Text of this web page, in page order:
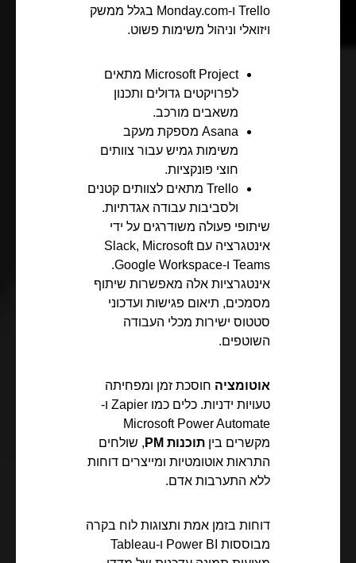
Trello ו-Monday.com בגלל ממשק
ויזואלי וניהול משימות פשוט.
Microsoft Project מתאים
לפרויקטים גדולים ותכנון
משאבים מורכב.
Asana מספקת מעקב
משימות גמיש עבור צוותים
חוצי פונקציות.
Trello מתאים לצוותים קטנים
ולסביבות עבודה אגדתיות.
שיתופי פעולה משודרגים על ידי
אינטגרציה עם Slack, Microsoft
Teams ו-Google Workspace.
אינטגרציות אלה מאפשרות שיתוף
מסמכים, תיאום פגישות ועדכוני
סטטוס ישירות מכלי העבודה
השוטפים.
אוטומציה חוסכת זמן ומפחיתה
טעויות ידניות. כלים כמו Zapier ו-
Microsoft Power Automate
מקשרים בין תוכנות PM
, שולחים
התראות אוטומטיות ומייצרים דוחות
ללא התערבות אדם.
דוחות בזמן אמת ותצוגות לוח בקרה
מבוססות Power BI ו-Tableau